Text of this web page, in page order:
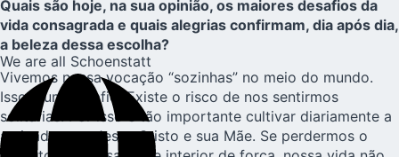
Quais são hoje, na sua opinião, os maiores desafios da
vida consagrada e quais alegrias confirmam, dia após dia,
a beleza dessa escolha?
Vivemos nossa vocação “sozinhas” no meio do mundo.
Isso é um desafio. Existe o risco de nos sentirmos
solitárias. Por isso é tão importante cultivar diariamente a
amizade com Jesus Cristo e sua Mãe. Se perdermos o
We are all Schoenstatt